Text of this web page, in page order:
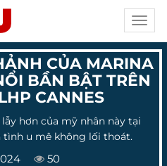
CỦA MARINA
BẦN BẬT TRÊN
CANNES
hơn của mỹ nhân này tại
tình u mê không lối thoát.
50